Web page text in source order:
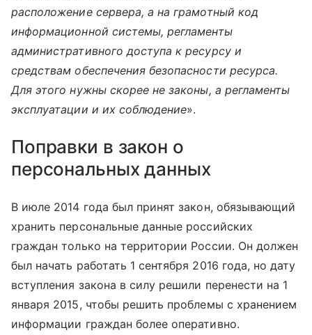
расположение сервера, а на грамотный код
информационной системы, регламенты
административного доступа к ресурсу и
средствам обеспечения безопасности ресурса.
Для этого нужны скорее не законы, а регламенты
эксплуатации и их соблюдение».
Поправки в закон о
персональных данных
В июле 2014 года был принят закон, обязывающий
хранить персональные данные российских
граждан только на территории России. Он должен
был начать работать 1 сентября 2016 года, но дату
вступления закона в силу решили перенести на 1
января 2015, чтобы решить проблемы с хранением
информации граждан более оперативно.